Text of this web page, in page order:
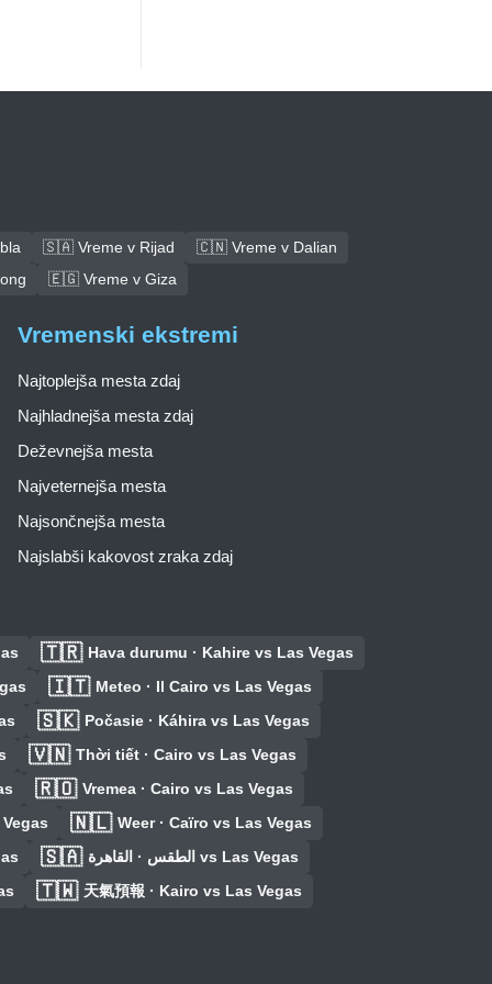
🇸🇦 Vreme v Rijad
🇨🇳 Vreme v Dalian
🇪🇬 Vreme v Giza
Vremenski ekstremi
Najtoplejša mesta zdaj
Najhladnejša mesta zdaj
Deževnejša mesta
Najveternejša mesta
Najsončnejša mesta
Najslabši kakovost zraka zdaj
🇹🇷 Hava durumu · Kahire vs Las Vegas
🇮🇹 Meteo · Il Cairo vs Las Vegas
🇸🇰 Počasie · Káhira vs Las Vegas
🇻🇳 Thời tiết · Cairo vs Las Vegas
🇷🇴 Vremea · Cairo vs Las Vegas
🇳🇱 Weer · Caïro vs Las Vegas
🇸🇦
الطقس · القاهرة vs Las Vegas
🇹🇼 天氣預報 · Kairo vs Las Vegas